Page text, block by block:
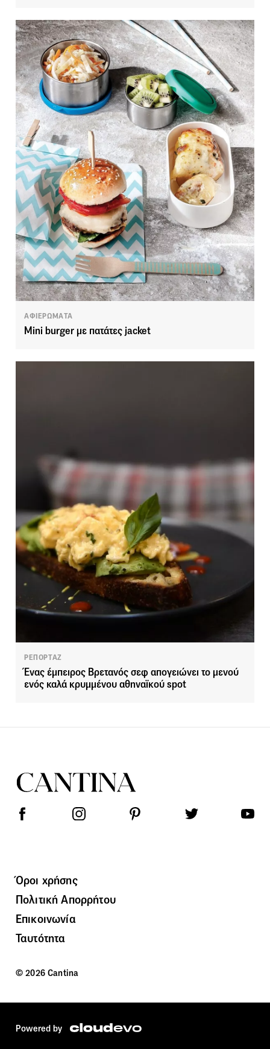
ΑΦΙΕΡΩΜΑΤΑ
Mini burger με πατάτες jacket
ΡΕΠΟΡΤΑΖ
Ένας έμπειρος Bρετανός σεφ απογειώνει το μενού
ενός καλά κρυμμένου αθηναϊκού spot
Όροι χρήσης
Πολιτική Απορρήτου
Επικοινωνία
Ταυτότητα
© 2026 Cantina
Powered by